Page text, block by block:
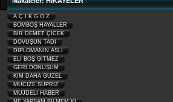
A Ç I K G Ö Z
BOMBOŞ HAYALLER
BİR DEMET ÇİCEK
DÖVÜŞÜN TADI
DİPLOMANIN ASLI
ELİ BOŞ GİTMEZ
GERİ DÖNÜŞÜM
KİM DAHA GÜZEL
MÜCİZE SÜPRİZ
MÜJDELİ HABER